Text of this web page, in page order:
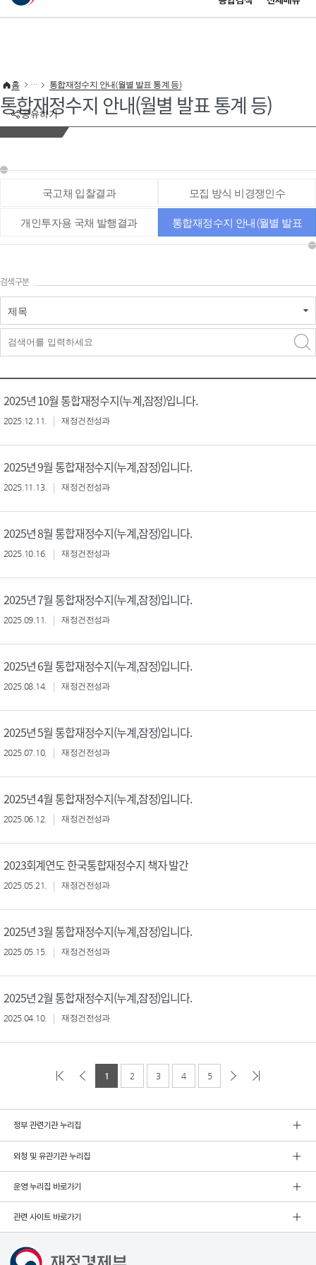
이 누리집은 대한민국 공식 전자정부 누리집입니다.
공유하기
홈 통합재정수지 안내(월별 발표 통계 등)
통합재정수지 안내(월별 발표 통계 등)
국고채 입찰결과 모집 방식 비경쟁인수
개인투자용 국채 발행결과 통합재정수지 안내(월별 발표
검색구분
제목
2025년 10월 통합재정수지(누계,잠정)입니다.
2025.12.11. 재정건전성과
2025년 9월 통합재정수지(누계,잠정)입니다.
2025.11.13. 재정건전성과
2025년 8월 통합재정수지(누계,잠정)입니다.
2025.10.16. 재정건전성과
2025년 7월 통합재정수지(누계,잠정)입니다.
2025.09.11. 재정건전성과
2025년 6월 통합재정수지(누계,잠정)입니다.
2025.08.14. 재정건전성과
2025년 5월 통합재정수지(누계,잠정)입니다.
2025.07.10. 재정건전성과
2025년 4월 통합재정수지(누계,잠정)입니다.
2025.06.12. 재정건전성과
2023회계연도 한국통합재정수지 책자 발간
2025.05.21. 재정건전성과
2025년 3월 통합재정수지(누계,잠정)입니다.
2025.05.15. 재정건전성과
2025년 2월 통합재정수지(누계,잠정)입니다.
2025.04.10. 재정건전성과
1 2 3 4 5
정부 관련기관 누리집
외청 및 유관기관 누리집
운영 누리집 바로가기
관련 사이트 바로가기